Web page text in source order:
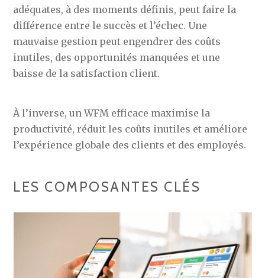
adéquates, à des moments définis, peut faire la
différence entre le succès et l’échec. Une
mauvaise gestion peut engendrer des coûts
inutiles, des opportunités manquées et une
baisse de la satisfaction client.
À l’inverse, un WFM efficace maximise la
productivité, réduit les coûts inutiles et améliore
l’expérience globale des clients et des employés.
LES COMPOSANTES CLÉS